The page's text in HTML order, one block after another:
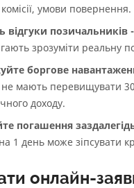
умови повернення.
відгуки позичальників -
зрозуміти реальну
боргове
не мають перевищувати
доходу.
погашення
1 день може зіпсувати
онлайн-